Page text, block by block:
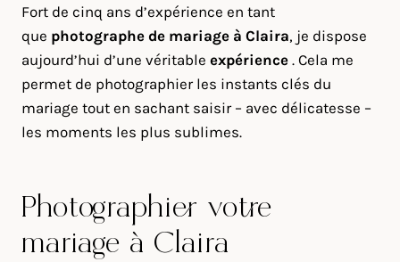
Fort de cinq ans d’expérience en tant
que photographe de mariage à Claira, je dispose
aujourd’hui d’une véritable expérience . Cela me
permet de photographier les instants clés du
mariage tout en sachant saisir – avec délicatesse –
les moments les plus sublimes.
Photographier votre
mariage à Claira